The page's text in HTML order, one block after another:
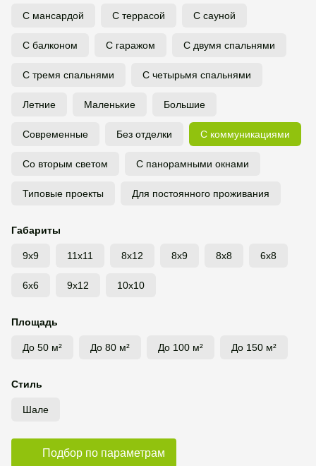
С мансардой С террасой С сауной
С балконом С гаражом С двумя спальнями
С тремя спальнями С четырьмя спальнями
Летние Маленькие Большие
Современные Без отделки С коммуникациями
Со вторым светом С панорамными окнами
Типовые проекты Для постоянного проживания
Габариты
9x9 11x11 8x12 8x9 8x8 6x8
6x6 9x12 10x10
Площадь
До 50 м² До 80 м² До 100 м² До 150 м²
Стиль
Шале
Подбор по параметрам